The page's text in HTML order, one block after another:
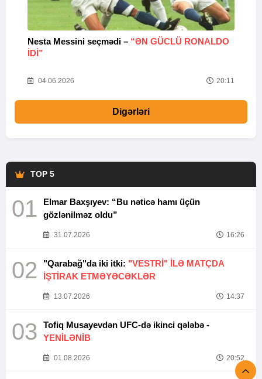
Nesta Messini seçmədi – “ƏN GÜCLÜ RONALDO
IDI”
04.06.2026 20:11
Digərləri
TOP 5
01
Elmar Baxşıyev: “Bu nəticə hamı üçün
gözlənilməz oldu”
31.07.2026 16:26
02 "Qarabağ"da iki itki: "VESTRİ" İLƏ MATÇDA
İŞTİRAK ETMƏYƏCƏKLƏR
13.07.2026 14:37
03
Tofiq Musayevdən UFC-də ikinci qələbə -
YENİLƏNİB
01.08.2026 20:52